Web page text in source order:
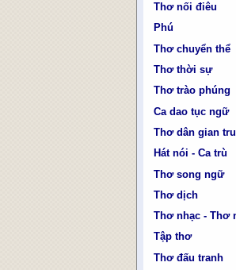
Thơ nối điêu
Phú
Thơ chuyển thể
Thơ thời sự
Thơ trào phúng
Ca dao tục ngữ
Thơ dân gian
Hát nói - Ca trù
Thơ song ngữ
Thơ dịch
Thơ nhạc - Thơ
Tập thơ
Thơ đấu tranh